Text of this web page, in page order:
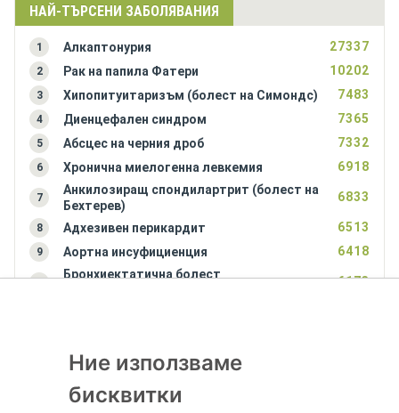
НАЙ-ТЪРСЕНИ ЗАБОЛЯВАНИЯ
1 Алкаптонурия 27337
2 Рак на папила Фатери 10202
3 Хипопитуитаризъм (болест на Симондс) 7483
4 Диенцефален синдром 7365
5 Абсцес на черния дроб 7332
6 Хронична миелогенна левкемия 6918
7
Анкилозиращ спондилартрит (болест на
Бехтерев)
6833
8 Адхезивен перикардит 6513
9 Аортна инсуфициенция 6418
10
Бронхиектатична болест
6173
Ние използваме
бисквитки